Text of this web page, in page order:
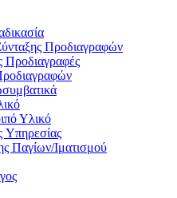
Προδιαγραφών
Προδιαγραφές
Υλικό
Yπηρεσίας
Παγίων/Ιματισμού